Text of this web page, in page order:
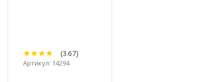
(3.67)
Артикул: 14294